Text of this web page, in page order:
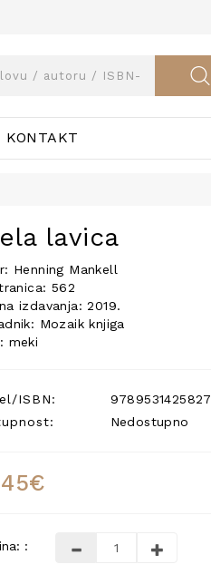
KONTAKT
lavica
Henning Mankell
562
izdavanja: 2019.
Mozaik knjiga
meki
ISBN:
9789531425827
Nedostupno
: